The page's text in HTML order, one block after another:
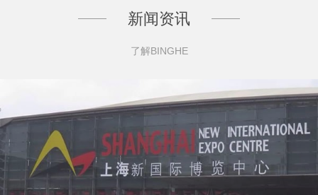
新闻资讯
了解BINGHE